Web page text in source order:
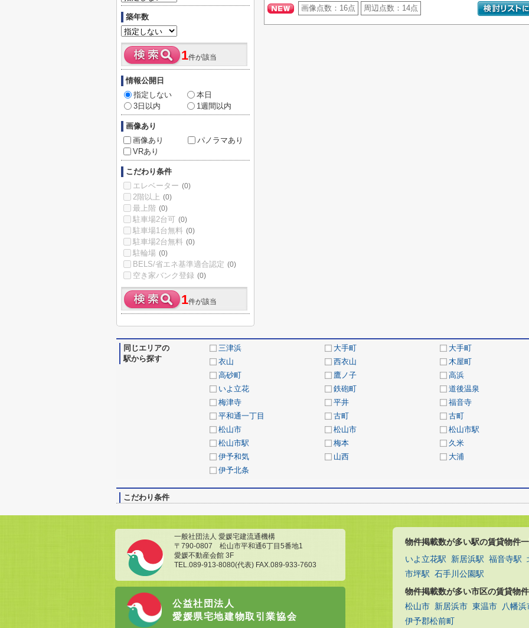
画像点数： 16点 周辺点数： 14点
築年数
1件が該当
情報公開日
指定しない
本日
3日以内
1週間以内
画像あり
画像あり
パノラマあり
VRあり
こだわり条件
エレベーター (0)
2階以上 (0)
最上階 (0)
駐車場2台可 (0)
駐車場1台無料 (0)
駐車場2台無料 (0)
駐輪場 (0)
BELS/省エネ基準適合認定 (0)
空き家バンク登録 (0)
1件が該当
同じエリアの
駅から探す
三津浜 大手町 大手町
衣山
西衣山 木屋町
高砂町
鷹ノ子 高浜
いよ立花
鉄砲町 道後温泉
梅津寺
平井 福音寺
平和通一丁目
古町 古町
松山市
松山市 松山市駅
松山市駅
梅本 久米
伊予和気
山西 大浦
伊予北条
こだわり条件
一般社団法人 愛媛宅建流通機構
〒790-0807 松山市平和通6丁目5番地1
愛媛不動産会館 3F
TEL.089-913-8080(代表) FAX.089-933-7603
公益社団法人
愛媛県宅地建物取引業協会
物件掲載数が多い駅の賃貸物件
いよ立花駅 新居浜駅 福音寺駅
市坪駅 石手川公園駅
物件掲載数が多い市区の賃貸物
松山市 新居浜市 東温市 八幡浜
伊予郡松前町